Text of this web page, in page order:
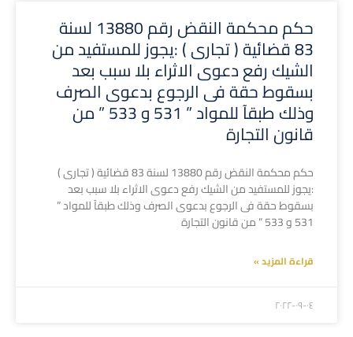
حكم محكمة النقض رقم 13880 لسنة
83 قضائية ( تجارى ) :يجوز للمستفيد من
الشيك رفع دعوى الاثراء بلا سبب بعد
بسقوط حقة فى الرجوع بدعوى الصرف
وذلك طبقآ للمواد ” 531 و 533 ” من
قانون التجارة
حكم محكمة النقض رقم 13880 لسنة 83 قضائية ( تجارى )
:يجوز للمستفيد من الشيك رفع دعوى الاثراء بلا سبب بعد
بسقوط حقة فى الرجوع بدعوى الصرف وذلك طبقآ للمواد ”
531 و 533 ” من قانون التجارة
قراءة المزيد »
۲۰۲۲-۰۹-۰٤